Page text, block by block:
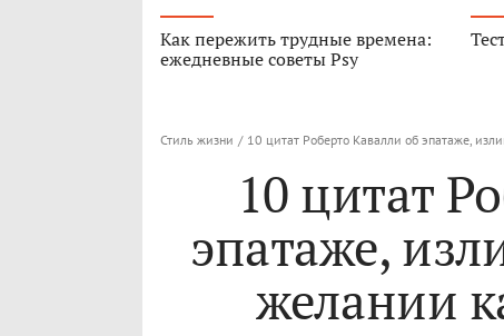
Как пережить трудные времена:
ежедневные советы Psy
Стиль жизни / 10 цитат Роберто Кавалли об эпатаже,
10 цитат
эпатаже,
желании